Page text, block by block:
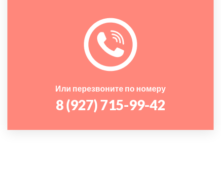
Или перезвоните по номеру
8 (927) 715-99-42